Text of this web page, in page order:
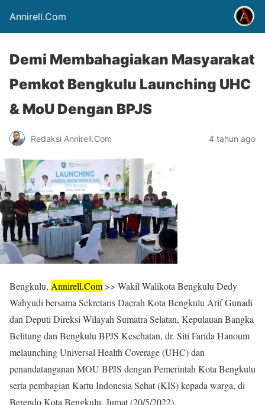
Annirell.Com
Demi Membahagiakan Masyarakat
Pemkot Bengkulu Launching UHC
& MoU Dengan BPJS
Redaksi Annirell.Com 4 tahun ago
Bengkulu, Annirell.Com >> Wakil Walikota Bengkulu Dedy
Wahyudi bersama Sekretaris Daerah Kota Bengkulu Arif Gunadi
dan Deputi Direksi Wilayah Sumatra Selatan, Kepulauan Bangka
Belitung dan Bengkulu BPJS Kesehatan, dr. Siti Farida Hanoum
melaunching Universal Health Coverage (UHC) dan
penandatanganan MOU BPJS dengan Pemerintah Kota Bengkulu
serta pembagian Kartu Indonesia Sehat (KIS) kepada warga, di
Berendo Kota Bengkulu, Jumat (20/5/2022).